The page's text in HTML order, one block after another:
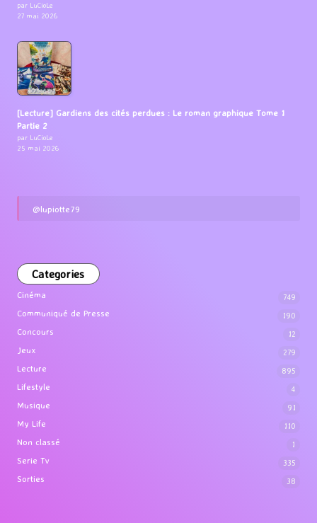
par LuCioLe
27 mai 2026
[Lecture] Gardiens des cités perdues : Le roman graphique Tome 1
Partie 2
par LuCioLe
25 mai 2026
@lupiotte79
Categories
Cinéma 749
Communiqué de Presse 190
Concours 12
Jeux 279
Lecture 895
Lifestyle 4
Musique 91
My Life 110
Non classé 1
Serie Tv 335
Sorties 38